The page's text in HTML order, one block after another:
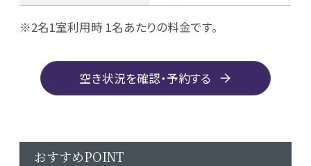
2名1室利用時 1名あたりの料金です。
空き状況を確認・予約する
おすすめPOINT